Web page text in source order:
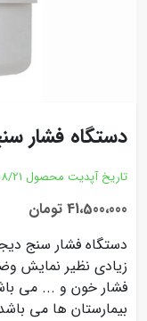
دستگاه فشار
تاریخ آپدیت محصول 21
41،500،000 تومان
زیادی نظیر نمایش
فشار خون و ... می
بیمارستان ها می